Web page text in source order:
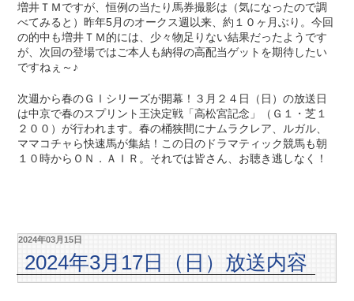
増井ＴＭですが、恒例の当たり馬券撮影は（気になったので調
べてみると）昨年5月のオークス週以来、約１０ヶ月ぶり。今回
の的中も増井ＴＭ的には、少々物足りない結果だったようです
が、次回の登場ではご本人も納得の高配当ゲットを期待したい
ですねぇ～♪
次週から春のＧⅠシリーズが開幕！３月２４日（日）の放送日
は中京で春のスプリント王決定戦「高松宮記念」（Ｇ１・芝１
２００）が行われます。春の桶狭間にナムラクレア、ルガル、
ママコチャら快速馬が集結！この日のドラマティック競馬も朝
１０時からＯＮ．ＡＩＲ。それでは皆さん、お聴き逃しなく！
2024年03月15日
2024年3月17日（日）放送内容